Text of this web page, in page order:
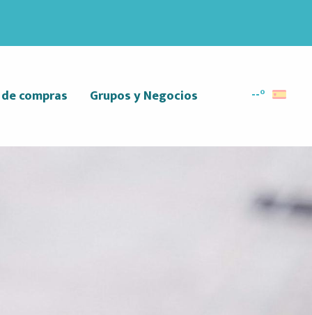
--° Buscar
compras Grupos y Negocios